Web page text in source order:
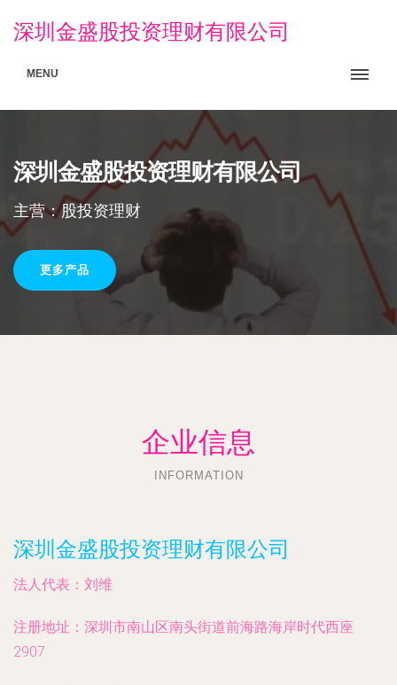
深圳金盛股投资理财有限公司
MENU
深圳金盛股投资理财有限公司
主营：股投资理财
更多产品
企业信息
INFORMATION
深圳金盛股投资理财有限公司
法人代表： 刘维
注册地址： 深圳市南山区南头街道前海路海岸时代西座
2907